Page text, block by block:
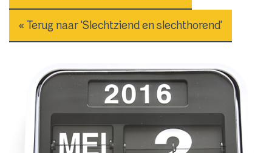
« Terug naar 'Slechtziend en slechthorend'